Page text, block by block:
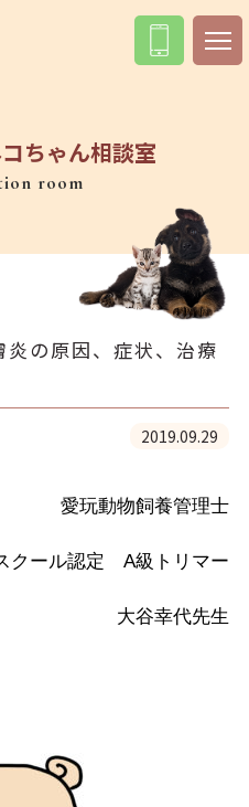
ちゃん相談室
room
の原因、症状、治療
2019.09.29
愛玩動物飼養管理士
クール認定 A級トリマー
大谷幸代先生